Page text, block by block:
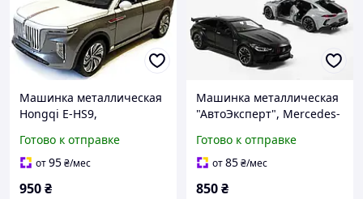
Машинка металлическая
Hongqi E-HS9,
звук 21* 8* 9 см, 1:24
Готово к отправке
от95₴/мес
950₴
Машинка металлическая
"АвтоЭксперт", Mercedes-
открываются двери,1:24
(ЧЕРНАЯ)
Готово к отправке
от85₴/мес
850₴